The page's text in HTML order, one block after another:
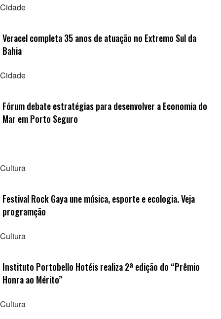
Cidade
Veracel completa 35 anos de atuação no Extremo Sul da
Bahia
Cidade
Fórum debate estratégias para desenvolver a Economia do
Mar em Porto Seguro
Cultura
Festival Rock Gaya une música, esporte e ecologia. Veja
programção
Cultura
Instituto Portobello Hotéis realiza 2ª edição do “Prêmio
Honra ao Mérito”
Cultura